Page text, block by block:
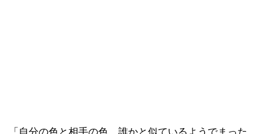
「自分の色と相手の色、誰かと似ているようでまった